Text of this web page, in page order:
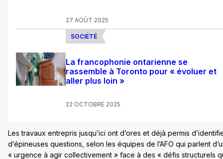
27 AOÛT 2025
SOCIÉTÉ
La francophonie ontarienne se
rassemble à Toronto pour « évoluer et
aller plus loin »
22 OCTOBRE 2025
Les travaux entrepris jusqu’ici ont d’ores et déjà permis
d’épineuses questions, selon les équipes de l’AFO qui parlent
« urgence à agir collectivement » face à des « défis structurels